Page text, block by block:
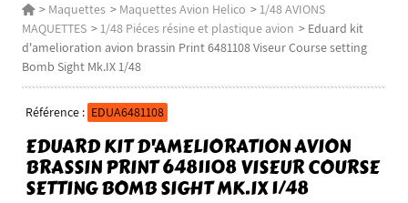
> Maquettes > Maquettes Avion Helico >1/48 AVIONS
MAQUETTES >1/48 Piéces résine et plastique avion > Eduard kit
d'amelioration avion brassin Print 6481108 Viseur Course setting
Bomb Sight Mk.IX 1/48
Référence : EDUA6481108
EDUARD KIT D'AMELIORATION AVION
BRASSIN PRINT 6481108 VISEUR COURSE
SETTING BOMB SIGHT MK.IX 1/48